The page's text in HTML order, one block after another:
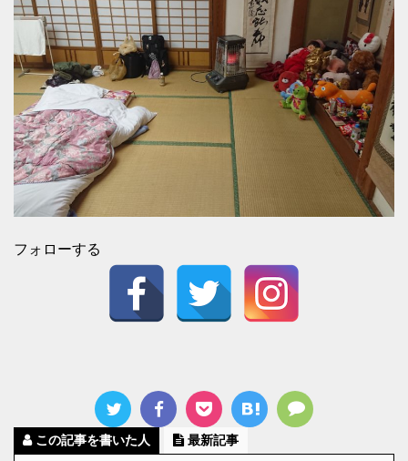
フォローする
この記事を書いた人 最新記事